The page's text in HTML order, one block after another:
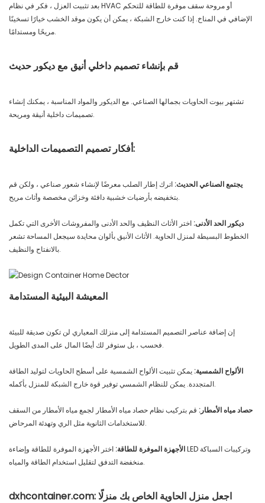
بعد تثبيت العزل ، فكر في نظام HVAC أو مروحة سقف موفرة للطاقة للتحكم
الإضافي في المناخ. إذا كنت خارج الشبكة ، يمكن أن يكون موقد الخشب خيارًا تسخينًا
مريحًا ومستدامًا.
قم بإنشاء تصميم داخلي أنيق مع ديكور حديث
تشتهر بيوت الحاويات بجمالها الصناعي. مع الديكور والمواد المناسبة ، يمكنك إنشاء
تصميمات داخلية أنيقة ومريحة.
أفكار تصميم التصميمات الداخلية:
يجتمع الصناعي الحديث: اترك إطار الصلب معرضًا لإنشاء شعور صناعي ، ولكن قم
بتخفيضه بأرضيات خشبية دافئة وخزائن مخصصة وأثاث مريح.
ديكور الحد الأدنى: اختر الأثاث النظيف والحد الأدنى والمفروشات الأخرى التي تكمل
الخطوط البسيطة لمنزل الحاوية. الأثاث الأنيق بألوان محايدة سيجعل المساحة تشعر
بالانفتاح والنظيف.
المعيشة البيئية المستدامة
إن إضافة عناصر التصميم المستدامة إلى منزلك المعياري لن تكون صديقة للبيئة
فحسب ، بل ستوفر لك أيضًا المال على المدى الطويل.
الألواح الشمسية: يمكن تثبيت الألواح الشمسية على أسطح الحاويات لتوليد الطاقة
المتجددة. يمكن للنظام الشمسي توفير قوة خارج الشبكة للمنزل بأكمله.
حصاد مياه الأمطار: قم بتركيب نظام حصاد مياه الأمطار لجمع مياه الأمطار من السقف
للاستخدامات الثانوية مثل الري وتهدئة المرحاض.
الأجهزة الموفرة للطاقة: اختر الأجهزة الموفرة للطاقة وإضاءة LED وتركيبات السباكة
منخفضة التدفق لتقليل استخدام الطاقة والمياه.
dxhcontainer.com: اجعل منزل الحاوية الخاص بك منزلًا